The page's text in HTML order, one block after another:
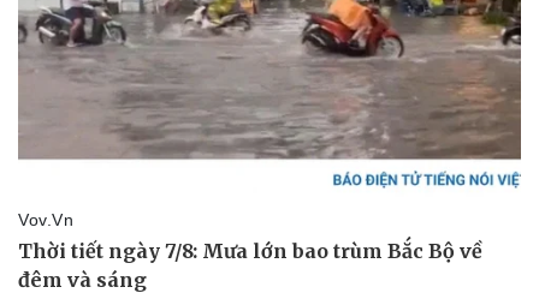
Thể thao
Bóng đá
Lịch thi đấu bóng đá
Ô tô